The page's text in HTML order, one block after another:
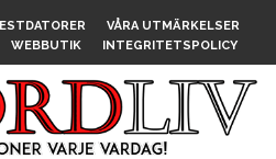
VÅRA UTMÄRKELSER
WEBBUTIK INTEGRITETSPOLICY